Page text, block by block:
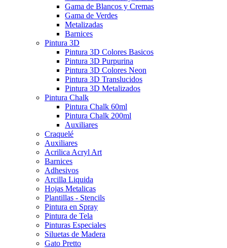
Gama de Blancos y Cremas
Gama de Verdes
Metalizadas
Barnices
Pintura 3D
Pintura 3D Colores Basicos
Pintura 3D Purpurina
Pintura 3D Colores Neon
Pintura 3D Translucidos
Pintura 3D Metalizados
Pintura Chalk
Pintura Chalk 60ml
Pintura Chalk 200ml
Auxiliares
Craquelé
Auxiliares
Acrilica Acryl Art
Barnices
Adhesivos
Arcilla Liquida
Hojas Metalicas
Plantillas - Stencils
Pintura en Spray
Pintura de Tela
Pinturas Especiales
Siluetas de Madera
Gato Pretto